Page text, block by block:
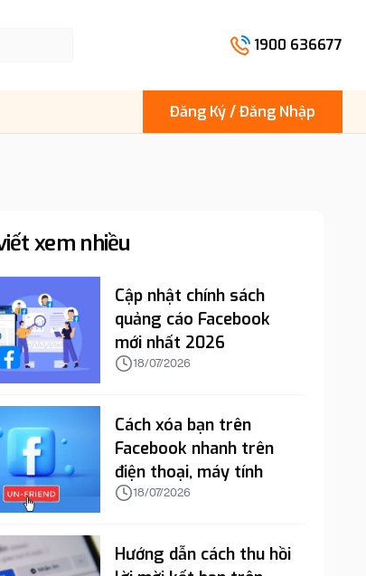
1900 636677
Đăng Ký / Đăng Nhập
xem nhiều
Cập nhật chính sách
quảng cáo Facebook
mới nhất 2026
18/07/2026
Cách xóa bạn trên
Facebook nhanh trên
điện thoại, máy tính
18/07/2026
Hướng dẫn cách thu hồi